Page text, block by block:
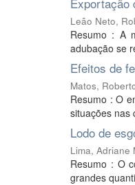
Leão Neto,
Resumo : A
adubação se
Efeitos de
Matos,
Resumo : O
situações nas
Lodo de
Lima, Adriane
Resumo : O
grandes